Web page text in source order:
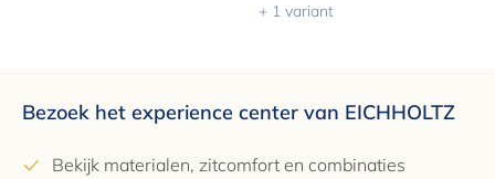
Bezoek het experience center van EICHHOLTZ
Bekijk materialen, zitcomfort en combinaties
+ 1 variant